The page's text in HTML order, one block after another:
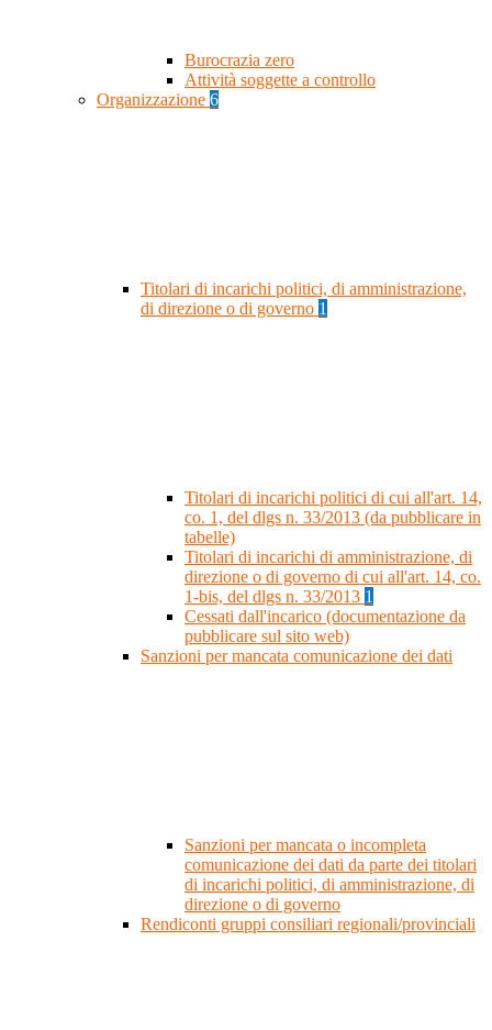
Burocrazia zero
Attività soggette a controllo
Organizzazione 6
Titolari di incarichi politici, di amministrazione,
di direzione o di governo 1
Titolari di incarichi politici di cui all'art. 14,
co. 1, del dlgs n. 33/2013 (da pubblicare in
tabelle)
Titolari di incarichi di amministrazione, di
direzione o di governo di cui all'art. 14, co.
1-bis, del dlgs n. 33/2013 1
Cessati dall'incarico (documentazione da
pubblicare sul sito web)
Sanzioni per mancata comunicazione dei dati
Sanzioni per mancata o incompleta
comunicazione dei dati da parte dei titolari
di incarichi politici, di amministrazione, di
direzione o di governo
Rendiconti gruppi consiliari regionali/provinciali